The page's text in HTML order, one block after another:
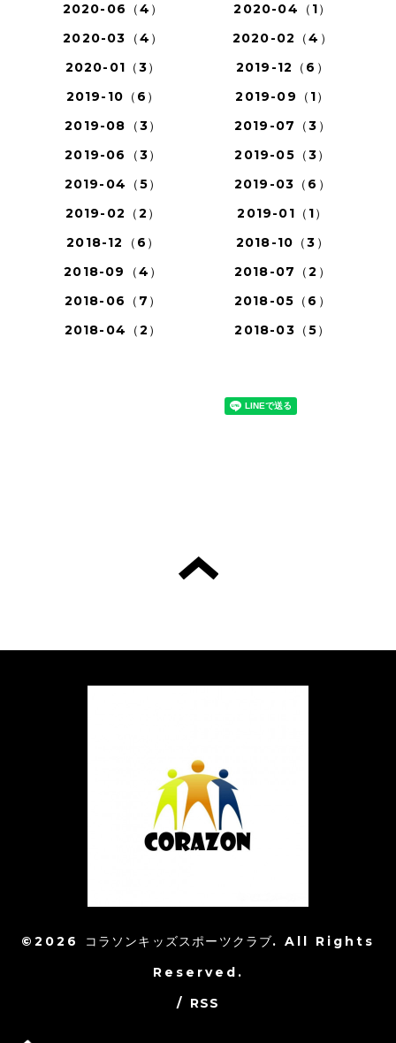
2020-06（4）
2020-04（1）
2020-03（4）
2020-02（4）
2020-01（3）
2019-12（6）
2019-10（6）
2019-09（1）
2019-08（3）
2019-07（3）
2019-06（3）
2019-05（3）
2019-04（5）
2019-03（6）
2019-02（2）
2019-01（1）
2018-12（6）
2018-10（3）
2018-09（4）
2018-07（2）
2018-06（7）
2018-05（6）
2018-04（2）
2018-03（5）
©2026 コラソンキッズスポーツクラブ. All Rights
Reserved.
/ RSS